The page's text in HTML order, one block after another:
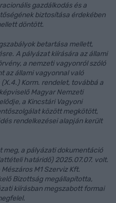
gazdálkodás és a
biztosítása érdekében
döntött.
betartása mellett,
A pályázat kiírására az állami
a nemzeti vagyonról szóló
az állami vagyonnal való
Korm. rendelet, továbbá a
Magyar Nemzeti
a Kincstári Vagyoni
között megkötött,
rendelkezései alapján került
a pályázati dokumentáció
határidő) 2025.07.07. volt.
M1 Szerviz Kft.
Bizottság megállapította,
kiírásban megszabott formai